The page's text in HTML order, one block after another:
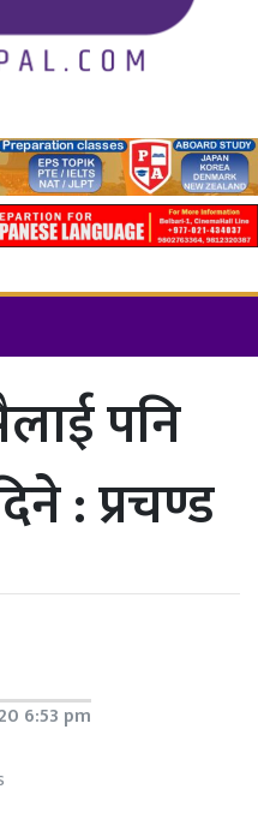
पनि
: प्रचण्ड
6:53 pm